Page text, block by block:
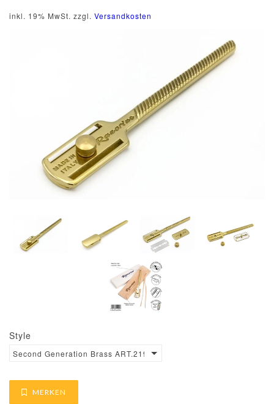
inkl. 19% MwSt. zzgl. Versandkosten
Style
Second Generation Brass ART.21992
MERKEN